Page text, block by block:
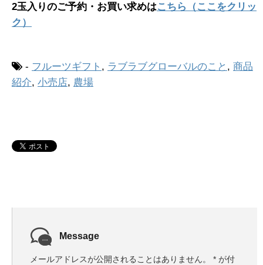
2玉入りのご予約・お買い求めはこちら（ここをクリッ
ク）
- フルーツギフト , ラブラブグローバルのこと , 商品
紹介, 小売店, 農場
Message
メールアドレスが公開されることはありません。 * が付